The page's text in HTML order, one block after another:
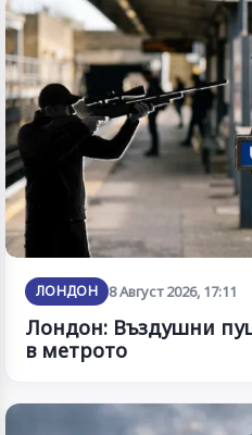
ЛОНДОН 8 Август 2026, 17:11
Лондон: Въздушни
в метрото